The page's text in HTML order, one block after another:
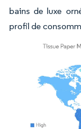
bains de luxe
profil de